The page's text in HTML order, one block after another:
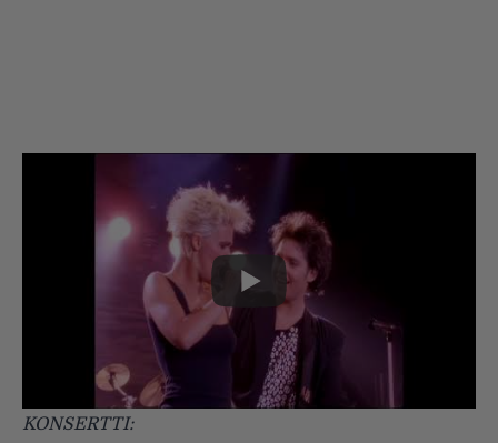
KONSERTTI: